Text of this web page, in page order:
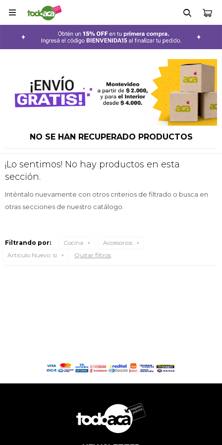

NO SE HAN RECUPERADO PRODUCTOS
¡Lo sentimos! No hay productos en esta
sección.
Inténtalo nuevamente con otros criterios de filtrado o busca en
otras secciones de nuestro catálogo.
Filtrando por: Cocina
Accesorios
Articulo Nuevo: si Quitar filtros